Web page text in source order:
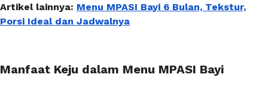
Artikel lainnya: Menu MPASI Bayi 6 Bulan, Tekstur,
Porsi Ideal dan Jadwalnya
Manfaat Keju dalam Menu MPASI Bayi